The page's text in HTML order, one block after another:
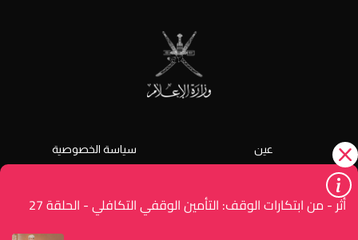
أثر - من ابتكارات الوقف: التأمين الوقفي التكافلي - الحلقة 27
عين سياسة الخصوصية